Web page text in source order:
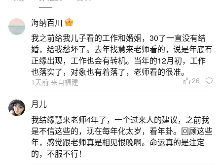
或副业突破。网络热议中，多地命理博主指出该批
次属马者在2026丙午年火势旺盛，利创意、教育、
文化传播类行业，但需注意情绪管理，避免急躁决
策。健康方面
二、78年未来十年大运
1.事业运：在未来十年中，1978年出生的人可
能会遇到一些事业上的挑战与机遇。随着工作经验
的积累和人脉的拓展，他们有机会在职场上获得更
海纳百川
我之前给我儿子看的工作和婚姻，30了一直没有结
婚，给我愁坏了。去年找慧来老师看的，说是年底有
正缘出现，工作也会有转机。当年的12月初，工作
也落实了，对象也有着落了，老师看的很准。
1天前 来自福建 26
月儿
我结缘慧来老师4年了，一个过来人的建议，之前我
是不信这些的，现在每年化太岁，看年卦。回顾这些
年，感觉跟老师真是相见恨晚啊。命运真的是注定
的，不服不行！